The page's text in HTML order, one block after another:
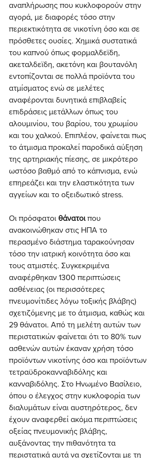
αναπλήρωσης που κυκλοφορούν στην
αγορά, με διαφορές τόσο στην
περιεκτικότητα σε νικοτίνη όσο και σε
πρόσθετες ουσίες. Χημικά συστατικά
του καπνού όπως φορμαλδεϊδη,
ακεταλδεϊδη, ακετόνη και βουτανόλη
εντοπίζονται σε πολλά προϊόντα του
ατμίσματος ενώ σε μελέτες
αναφέρονται δυνητικά επιβλαβείς
επιδράσεις μετάλλων όπως του
αλουμινίου, του βαρίου, του χρωμίου
και του χαλκού. Επιπλέον, φαίνεται πως
το άτμισμα προκαλεί παροδικά αύξηση
της αρτηριακής πίεσης, σε μικρότερο
ωστόσο βαθμό από το κάπνισμα, ενώ
επηρεάζει και την ελαστικότητα των
αγγείων και το οξειδωτικό stress.
Οι πρόσφατοι θάνατοι που
ανακοινώθηκαν στις ΗΠΑ το
περασμένο διάστημα ταρακούνησαν
τόσο την ιατρική κοινότητα όσο και
τους ατμιστές. Συγκεκριμένα
αναφέρθηκαν 1300 περιπτώσεις
ασθένειας (οι περισσότερες
πνευμονίτιδες λόγω τοξικής βλάβης)
σχετιζόμενης με το άτμισμα, καθώς και
29 θάνατοι. Από τη μελέτη αυτών των
περιστατικών φαίνεται ότι το 80% των
ασθενών αυτών έκαναν χρήση τόσο
προϊόντων νικοτίνης όσο και προϊόντων
τετραϋδροκανναβιδόλης και
κανναβιδόλης. Στο Ηνωμένο Βασίλειο,
όπου ο έλεγχος στην κυκλοφορία των
διαλυμάτων είναι αυστηρότερος, δεν
έχουν αναφερθεί ακόμα περιπτώσεις
οξείας πνευμονικής βλάβης,
αυξάνοντας την πιθανότητα τα
περιστατικά αυτά να σχετίζονται με τη